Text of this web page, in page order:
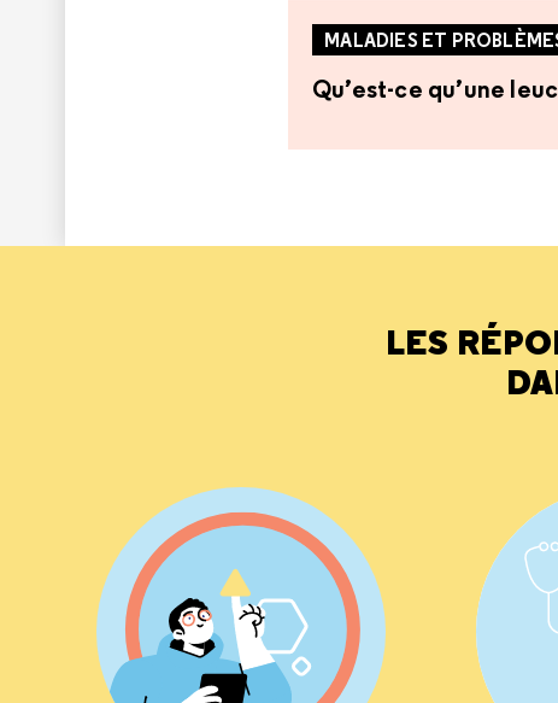
MALADIES ET
Qu’est-ce qu’une
LES